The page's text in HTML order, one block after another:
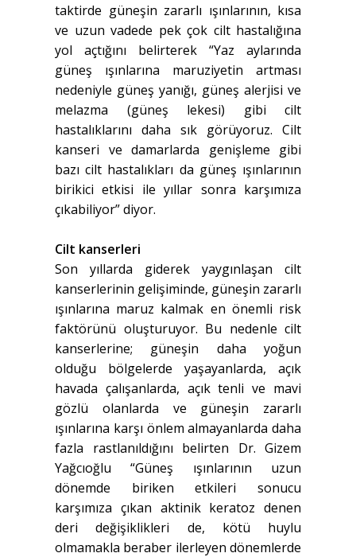
taktirde güneşin zararlı ışınlarının, kısa
ve uzun vadede pek çok cilt hastalığına
yol açtığını belirterek “Yaz aylarında
güneş ışınlarına maruziyetin artması
nedeniyle güneş yanığı, güneş alerjisi ve
melazma (güneş lekesi) gibi cilt
hastalıklarını daha sık görüyoruz. Cilt
kanseri ve damarlarda genişleme gibi
bazı cilt hastalıkları da güneş ışınlarının
birikici etkisi ile yıllar sonra karşımıza
çıkabiliyor” diyor.
Cilt kanserleri
Son yıllarda giderek yaygınlaşan cilt
kanserlerinin gelişiminde, güneşin zararlı
ışınlarına maruz kalmak en önemli risk
faktörünü oluşturuyor. Bu nedenle cilt
kanserlerine; güneşin daha yoğun
olduğu bölgelerde yaşayanlarda, açık
havada çalışanlarda, açık tenli ve mavi
gözlü olanlarda ve güneşin zararlı
ışınlarına karşı önlem almayanlarda daha
fazla rastlanıldığını belirten Dr. Gizem
Yağcıoğlu “Güneş ışınlarının uzun
dönemde biriken etkileri sonucu
karşımıza çıkan aktinik keratoz denen
deri değişiklikleri de, kötü huylu
olmamakla beraber ilerleyen dönemlerde